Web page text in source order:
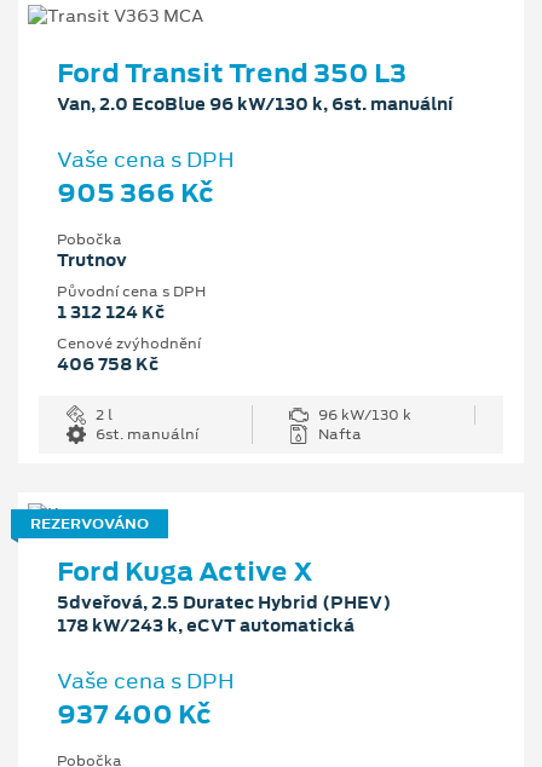
Ford Transit Trend 350 L3
Van, 2.0 EcoBlue 96 kW/130 k, 6st. manuální
Vaše cena s DPH
905 366 Kč
Pobočka
Trutnov
Původní cena s DPH
1 312 124 Kč
Cenové zvýhodnění
406 758 Kč
2 l
96 kW/130 k
6st. manuální
Nafta
REZERVOVÁNO
Ford Kuga Active X
5dveřová, 2.5 Duratec Hybrid (PHEV)
178 kW/243 k, eCVT automatická
Vaše cena s DPH
937 400 Kč
Pobočka